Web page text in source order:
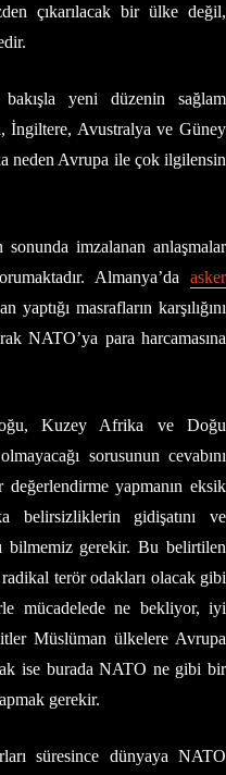
çıkarılacak bir ülke değil,
yeni düzenin sağlam
İngiltere, Avustralya ve Güney
neden Avrupa ile çok ilgilensin
imzalanan anlaşmalar
Almanya’da asker
masrafların karşılığını
NATO’ya para harcamasına
Kuzey Afrika ve Doğu
sorusunun cevabını
yapmanın eksik
belirsizliklerin gidişatını ve
bilmemiz gerekir. Bu belirtilen
terör odakları olacak gibi
mücadelede ne bekliyor, iyi
Müslüman ülkelere Avrupa
ise burada NATO ne gibi bir
gerekir.
süresince dünyaya NATO